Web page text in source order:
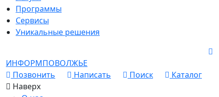
Программы
Сервисы
Уникальные решения
ИНФОРМПОВОЛЖЬЕ
Позвонить
Написать Поиск
Каталог
Наверх